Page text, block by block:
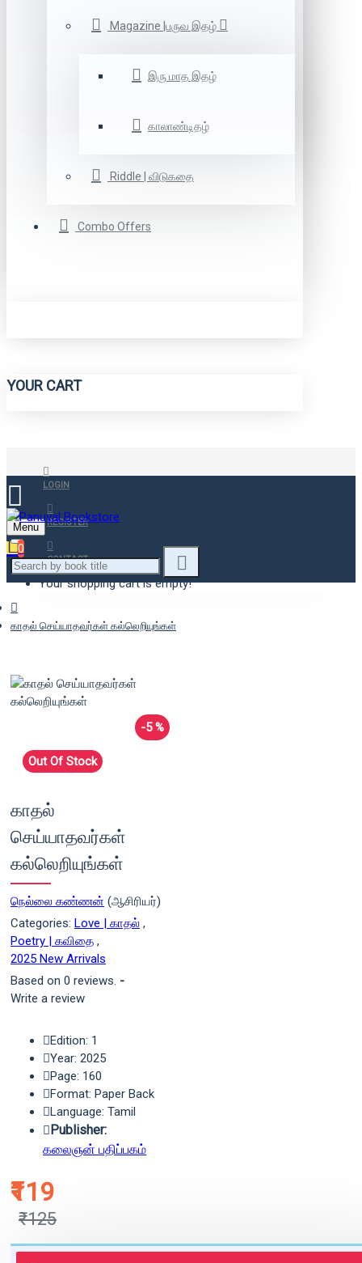
Magazine |பருவ இதழ்
இரு மாத இதழ்
காலாண்டிதழ்
Riddle | விடுகதை
Combo Offers
YOUR CART
LOGIN
REGISTER
CONTACT
Menu
0
Your shopping cart is empty!
காதல் செய்யாதவர்கள் கல்லெறியுங்கள்
-5 %
Out Of Stock
காதல்
செய்யாதவர்கள்
கல்லெறியுங்கள்
நெல்லை கண்ணன் (ஆசிரியர்)
Categories: Love | காதல் ,
Poetry | கவிதை ,
2025 New Arrivals
Based on 0 reviews. -
Write a review
₹119
₹125
Edition: 1
Year: 2025
Page: 160
Format: Paper Back
Language: Tamil
Publisher:
கலைஞன் பதிப்பகம்
புத்தகம் 3 - 7 நாட்களில் அனுப்பி